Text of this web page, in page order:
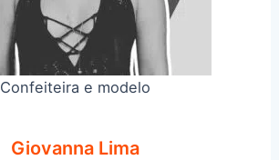
Confeiteira e modelo
Giovanna Lima